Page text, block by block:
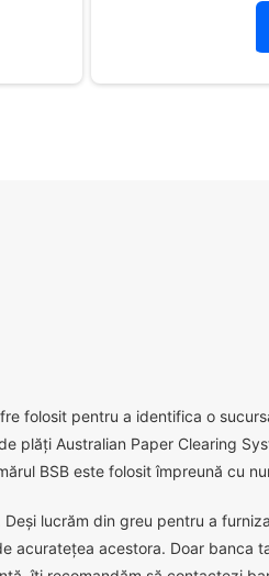
folosit pentru a identifica o
plăți Australian Paper Clearing
BSB este folosit împreună cu
lucrăm din greu pentru a
acuratețea acestora. Doar banca